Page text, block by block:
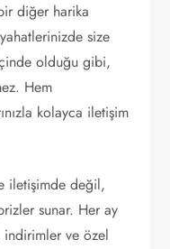
diğer harika
size
olduğu gibi,
Hem
kolayca iletişim
iletişimde değil,
sunar. Her ay
indirimler ve özel